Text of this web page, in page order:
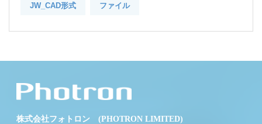
JW_CAD形式 ファイル
株式会社フォトロン (PHOTRON LIMITED)